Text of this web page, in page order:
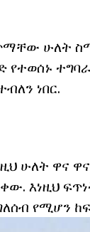
ሁለት
የተወሰኑ
ነበር.
ሁለት ዋና
እነዚህ
የሚሆን